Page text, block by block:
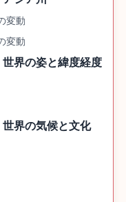
変動
変動
界の姿と緯度経度
界の気候と文化